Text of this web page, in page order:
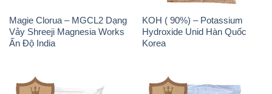
Magie Clorua – MGCL2 Dạng
Vảy Shreeji Magnesia Works
Ấn Độ India
KOH ( 90%) – Potassium
Hydroxide Unid Hàn Quốc
Korea